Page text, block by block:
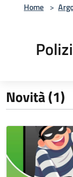
Home >
Novità (1)